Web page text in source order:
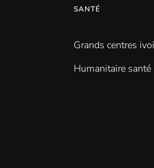
SANTÉ
Grands centres
Humanitaire santé